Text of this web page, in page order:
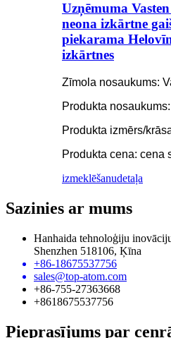
Uzņēmuma
neona izkārtne
piekarama
izkārtnes
Zīmola nosaukums:
Produkta
Produkta izmērs/
Produkta cena: cena
izmeklēšanudetaļa
Sazinies ar mums
Hanhaida tehnoloģiju
Shenzhen 518106, Ķīna
+86-18675537756
sales@top-atom.com
+86-755-27363668
+8618675537756
Pieprasījums par